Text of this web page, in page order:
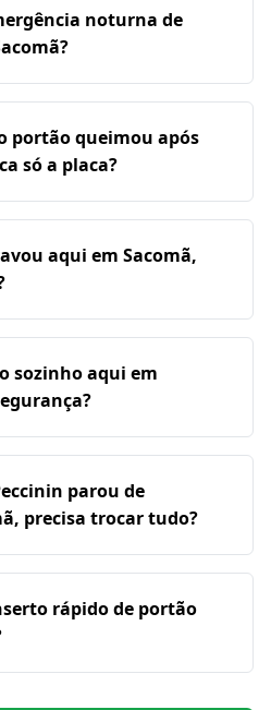
noturna de
portão queimou após
só a placa?
aqui em Sacomã,
sozinho aqui em
parou de
precisa trocar tudo?
rápido de portão